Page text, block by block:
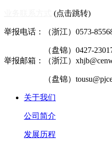
(点击跳转)
举报电话：（浙江）0573-
（盘锦）0427-
举报邮箱：（浙江）
（盘锦）
关于我们
公司简介
发展历程